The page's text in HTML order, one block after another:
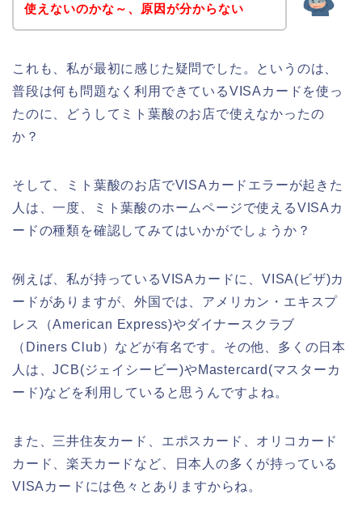
使えないのかな～、原因が分からない
これも、私が最初に感じた疑問でした。というのは、
普段は何も問題なく利用できているVISAカードを使っ
たのに、どうしてミト葉酸のお店で使えなかったの
か？
そして、ミト葉酸のお店でVISAカードエラーが起きた
人は、一度、ミト葉酸のホームページで使えるVISAカ
ードの種類を確認してみてはいかがでしょうか？
例えば、私が持っているVISAカードに、VISA(ビザ)カ
ードがありますが、外国では、アメリカン・エキスプ
レス（American Express)やダイナースクラブ
（Diners Club）などが有名です。その他、多くの日本
人は、JCB(ジェイシービー)やMastercard(マスターカ
ード)などを利用していると思うんですよね。
また、三井住友カード、エポスカード、オリコカード
カード、楽天カードなど、日本人の多くが持っている
VISAカードには色々とありますからね。